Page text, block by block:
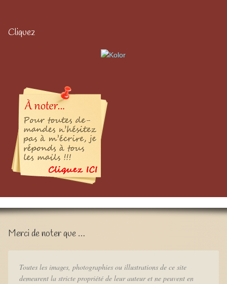
Cliquez
Merci de noter que …
Toutes les images, photographies ou illustrations de ce site
demeurent la stricte propriété de leur auteur et ne peuvent en